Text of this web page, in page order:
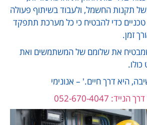
תקנות החשמל, ולעבוד בשיתוף פעולה
טכניים כדי להבטיח כי כל מערכת תתפקד
זמן.
שמבטיח את שלומם של המשתמשים ואת
היא דרך חיים.' – אנונימי
052-670-4047